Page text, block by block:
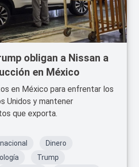
obligan a Nissan a
en México
en México para enfrentar los
Unidos y mantener
que exporta.
Dinero
Trump